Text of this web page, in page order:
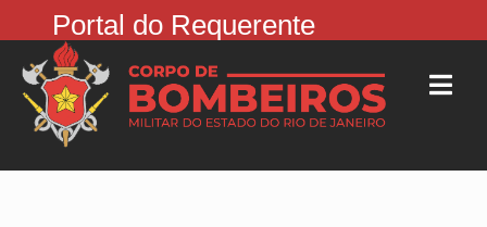
Portal do Requerente